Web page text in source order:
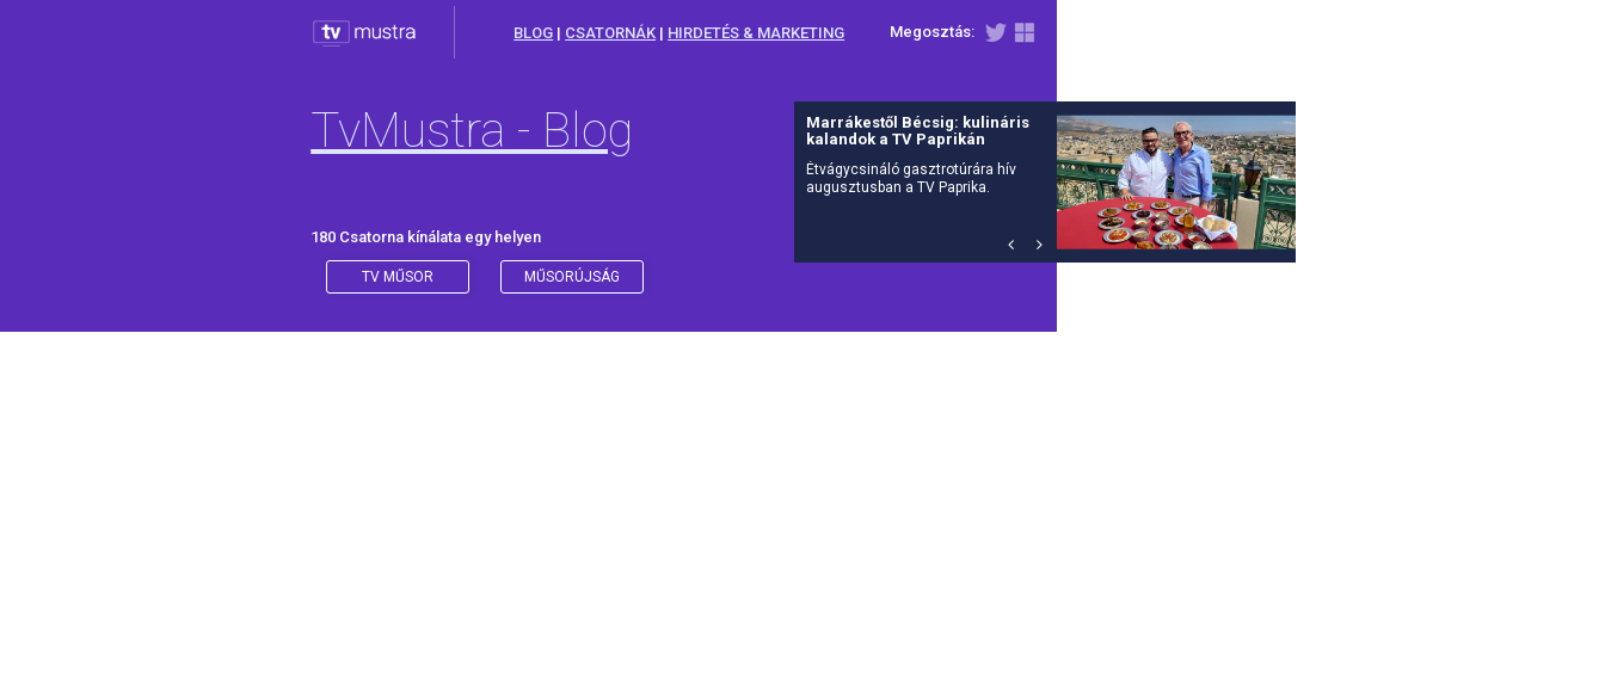
Megosztás:
BLOG | CSATORNÁK | HIRDETÉS & MARKETING
TvMustra - Blog
180 Csatorna kínálata egy helyen
TV MŰSOR MŰSORÚJSÁG
Július 27-én érkezik a The
Walking Dead: Dead City 3.
Már csak néhány nap, és visszatér
Manhattan posztapokaliptikus
debütál itthon is az AMC-n a The